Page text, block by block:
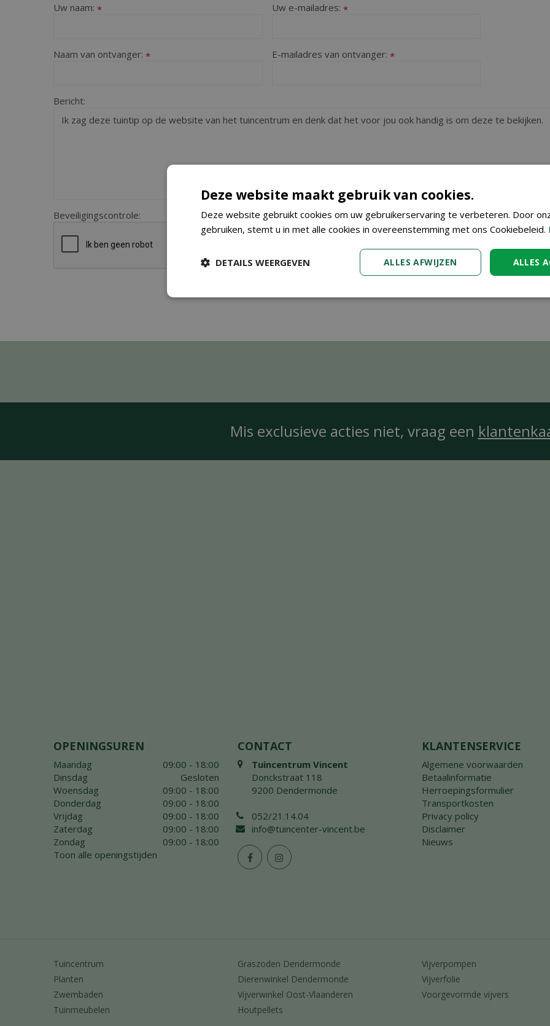
Uw naam: * Uw e-mailadres: *
Naam van ontvanger: * E-mailadres van ontvanger: *
Bericht:
Beveiligingscontrole:
Mis exclusieve acties niet, vraag een
OPENINGSUREN
Maandag
09:00 - 18:00
Dinsdag
Gesloten
Woensdag
09:00 - 18:00
Donderdag
09:00 - 18:00
Vrijdag
09:00 - 18:00
Zaterdag
09:00 - 18:00
Zondag
09:00 - 18:00
Toon alle openingstijden
CONTACT
Tuincentrum Vincent
Donckstraat 118
9200 Dendermonde
052/21.14.04
info@tuincenter-vincent.be
KLANTENSERVICE
Algemene voorwaarden
Betaalinformatie
Herroepingsformulier
Transportkosten
Privacy policy
Disclaimer
Nieuws
Tuincentrum
Planten
Zwembaden
Tuinmeubelen
Graszoden Dendermonde
Dierenwinkel Dendermonde
Vijverwinkel Oost-Vlaanderen
Houtpellets
Vijverpompen
Vijverfolie
Voorgevormde vijvers
Deze website maakt gebruik van cookies.
Deze website gebruikt cookies om uw gebruikerservaring te verbeteren. Door
gebruiken, stemt u in met alle cookies in overeenstemming met ons Cookiebeleid.
ALLES
ALLES AFWIJZEN
DETAILS WEERGEVEN